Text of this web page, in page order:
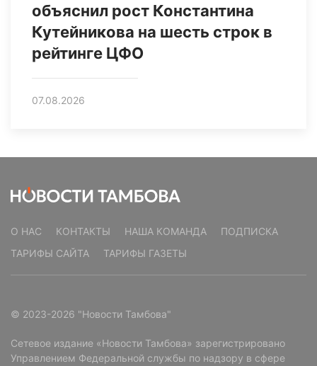
объяснил рост Константина
Кутейникова на шесть строк в
рейтинге ЦФО
07.08.2026
О НАС КОНТАКТЫ НАША КОМАНДА
ПОДПИСКА
ТАРИФЫ САЙТА
ТАРИФЫ ГАЗЕТЫ
© 2023-2026 "Новости Тамбова"
Сетевое издание «Новости Тамбова» зарегистрировано
Управлением Федеральной службы по надзору в сфере